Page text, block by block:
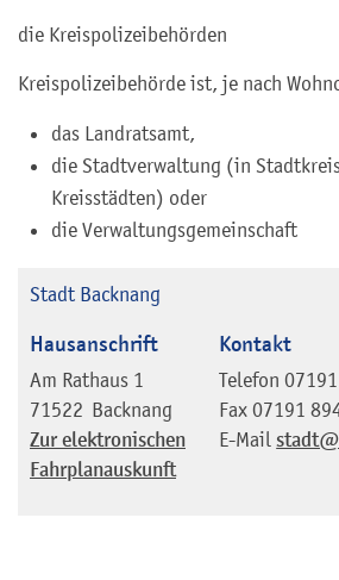
die Kreispolizeibehörden
Kreispolizeibehörde ist, je nach
das Landratsamt,
die Stadtverwaltung (in
Kreisstädten) oder
die Verwaltungsgemeinschaft
Stadt Backnang
Hausanschrift
Am Rathaus 1
71522 Backnang
Zur elektronischen
Fahrplanauskunft
Kontakt
Telefon
Fax 07191
E-Mail